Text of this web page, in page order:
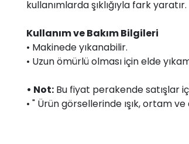
kullanımlarda şıklığıyla fark yaratır.
Kullanım ve Bakım Bilgileri
• Makinede yıkanabilir.
• Uzun ömürlü olması için elde
• Not: Bu fiyat perakende satışlar
• " Ürün görsellerinde ışık, ortam